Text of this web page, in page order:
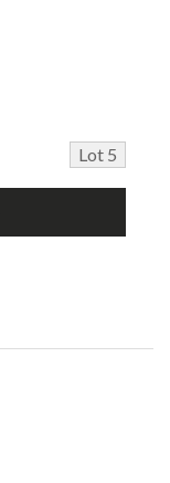
Lot 5